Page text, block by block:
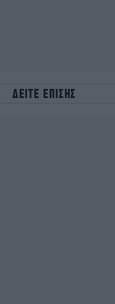
ΔΕΙΤΕ ΕΠΙΣΗΣ